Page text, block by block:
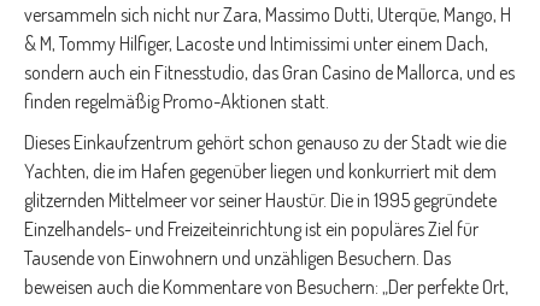
versammeln sich nicht nur Zara, Massimo Dutti, Uterqüe, Mango, H
& M, Tommy Hilfiger, Lacoste und Intimissimi unter einem Dach,
sondern auch ein Fitnesstudio, das Gran Casino de Mallorca, und es
finden regelmäßig Promo-Aktionen statt.
Dieses Einkaufzentrum gehört schon genauso zu der Stadt wie die
Yachten, die im Hafen gegenüber liegen und konkurriert mit dem
glitzernden Mittelmeer vor seiner Haustür. Die in 1995 gegründete
Einzelhandels- und Freizeiteinrichtung ist ein populäres Ziel für
Tausende von Einwohnern und unzähligen Besuchern. Das
beweisen auch die Kommentare von Besuchern: „Der perfekte Ort,